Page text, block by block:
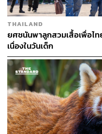
เจ้าหน้าที่ชายหนุ่มเลื่อนปร
เวลาเข้าชม พร้อมๆ กับขึ้นป้
โบกมือลา และขอบคุณปร
พวกเขาก็จะเปลี่ยนไปเช่นเดี
THAILAND
ยศชนันพาลูกสวมเสื้อเพื่อไท
เนื่องในวันเด็ก